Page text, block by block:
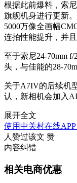
根据此前爆料，索
旗舰机身进行更新
5000万像全画幅
连拍性能提升，并且
至于索尼24-70mm
头，与佳能的28-
关于A7IV的后续机
认，新相机会加入
展开全文
使用中关村在线
人赞过该文 赞
内容纠错
相关电商优惠